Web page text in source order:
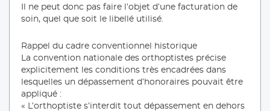
Il ne peut donc pas faire l’objet d’une facturation de
soin, quel que soit le libellé utilisé.
Rappel du cadre conventionnel historique
La convention nationale des orthoptistes précise
explicitement les conditions très encadrées dans
lesquelles un dépassement d’honoraires pouvait être
appliqué :
« L’orthoptiste s’interdit tout dépassement en dehors